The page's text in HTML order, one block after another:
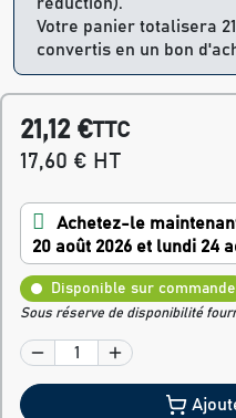
réduction).
Votre panier totalisera
convertis en un bon
21,12 €TTC
17,60 € HT
Achetez-le
20 août 2026 et lundi 24
Disponible sur commande
Sous réserve de disponibilité